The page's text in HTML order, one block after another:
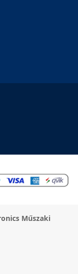
Műszaki